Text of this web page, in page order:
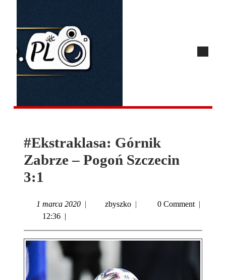
#Ekstraklasa: Górnik
Zabrze – Pogoń Szczecin
3:1
1 marca 2020 | zbyszko | 0 Comment |
12:36 |